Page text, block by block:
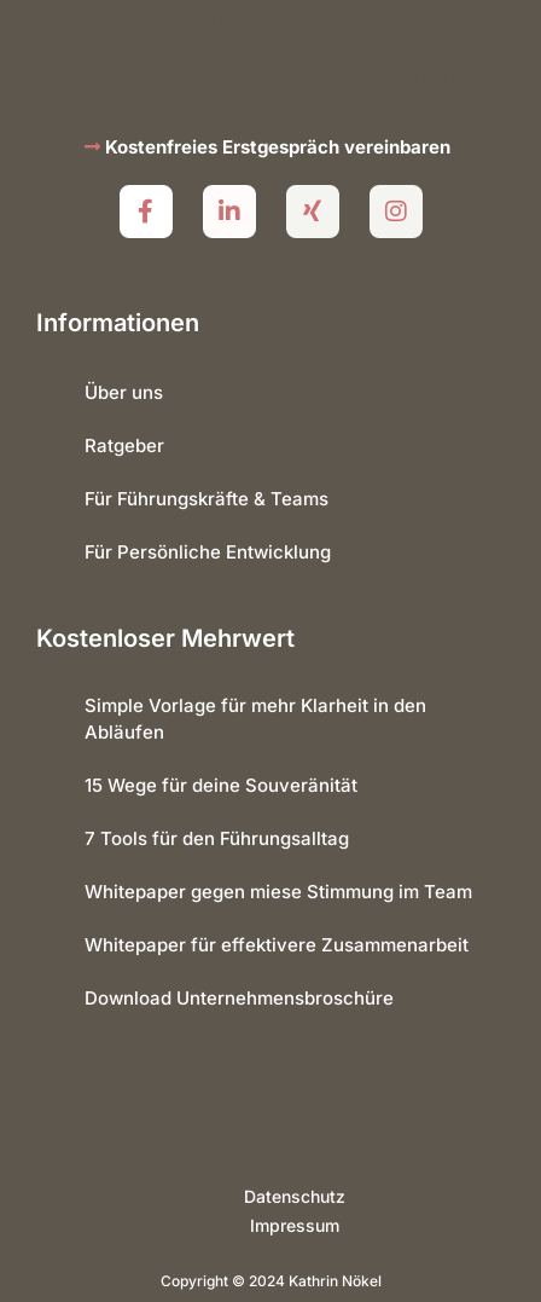
Kostenfreies Erstgespräch vereinbaren
Informationen
Über uns
Ratgeber
Für Führungskräfte & Teams
Für Persönliche Entwicklung
Kostenloser Mehrwert
Simple Vorlage für mehr Klarheit in den
Abläufen
15 Wege für deine Souveränität
7 Tools für den Führungsalltag
Whitepaper gegen miese Stimmung im Team
Whitepaper für effektivere Zusammenarbeit
Download Unternehmensbroschüre
Datenschutz
Impressum
Copyright © 2024 Kathrin Nökel